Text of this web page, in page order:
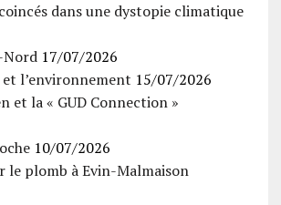
dans une dystopie climatique
Nord 17/07/2026
et l’environnement 15/07/2026
et la « GUD Connection »
10/07/2026
le plomb à Evin-Malmaison